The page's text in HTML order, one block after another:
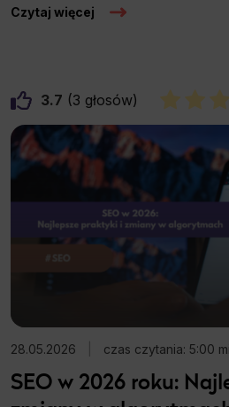
Czytaj więcej
3.7 3
28.05.2026 czas czytania: 5:00
SEO w 2026 roku: